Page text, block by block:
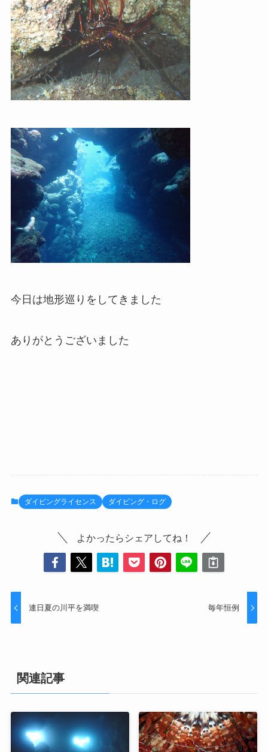
今日は地形巡りをしてきました
ありがとうございました
ダイビングライセンス ダイビング・ログ
よかったらシェアしてね！
連日夏の川平を満喫 毎年恒例
関連記事